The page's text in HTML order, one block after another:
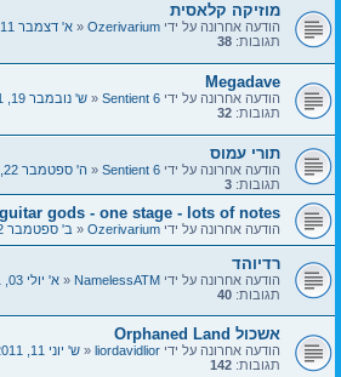
מוזיקה קלאסית
הודעה אחרונה על ידי Ozerivarium
«א' דצמבר 11, 2011 2:26 am
תגובות: 38
Megadave
הודעה אחרונה על ידי Sentient 6
«ש' נובמבר 19, 2011 11:13 pm
תגובות: 32
תורי עמוס
הודעה אחרונה על ידי Sentient 6
«ה' ספטמבר 22, 2011 4:57 pm
תגובות: 3
guitar gods - one stage - lots of notes
הודעה אחרונה על ידי Ozerivarium
«ב' ספטמבר 12, 2011 9:08 am
רדיוהד
הודעה אחרונה על ידי NamelessATM
«א' יולי 03, 2011 8:31 pm
תגובות: 40
אשכול Orphaned Land
הודעה אחרונה על ידי liordavidlior
«ש' יוני 11, 2011 1:56 pm
תגובות: 142